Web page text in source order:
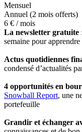
Mensuel
Annuel (2 mois offerts)
6 € / mois
La newsletter gratuite :
semaine pour
Actus quotidiennes
condensé d’actualités
4 opportunités en
Snowball Report, une
portefeuille
Grandir et échanger